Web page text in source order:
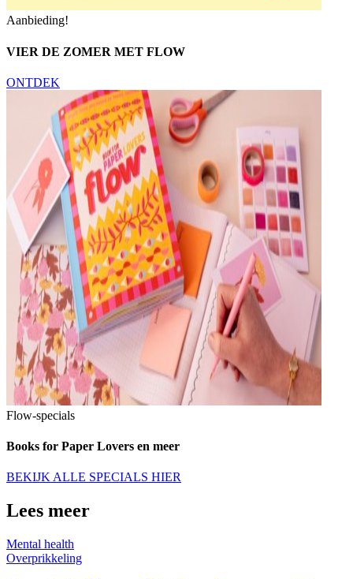
Aanbieding!
VIER DE ZOMER MET FLOW
ONTDEK
Flow-specials
Books for Paper Lovers en meer
BEKIJK ALLE SPECIALS HIER
Lees meer
Mental health
Overprikkeling